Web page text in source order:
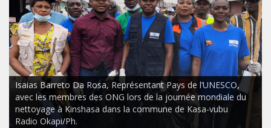
Isaias Barreto Da Rosa, Représentant Pays de l’UNESCO,
avec les membres des ONG lors de la journée mondiale du
nettoyage à Kinshasa dans la commune de Kasa-vubu
Radio Okapi/Ph.